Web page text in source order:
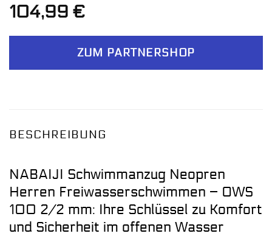
104,99 €
ZUM PARTNERSHOP
BESCHREIBUNG
NABAIJI Schwimmanzug Neopren
Herren Freiwasserschwimmen – OWS
100 2/2 mm: Ihre Schlüssel zu Komfort
und Sicherheit im offenen Wasser